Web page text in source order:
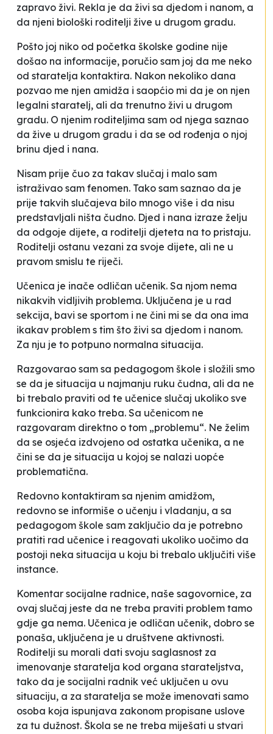
zapravo živi. Rekla je da živi sa djedom i nanom, a
da njeni biološki roditelji žive u drugom gradu.
Pošto joj niko od početka školske godine nije
došao na informacije, poručio sam joj da me neko
od staratelja kontaktira. Nakon nekoliko dana
pozvao me njen amidža i saopćio mi da je on njen
legalni staratelj, ali da trenutno živi u drugom
gradu. O njenim roditeljima sam od njega saznao
da žive u drugom gradu i da se od rođenja o njoj
brinu djed i nana.
Nisam prije čuo za takav slučaj i malo sam
istraživao sam fenomen. Tako sam saznao da je
prije takvih slučajeva bilo mnogo više i da nisu
predstavljali ništa čudno. Djed i nana izraze želju
da odgoje dijete, a roditelji djeteta na to pristaju.
Roditelji ostanu vezani za svoje dijete, ali ne u
pravom smislu te riječi.
Učenica je inače odličan učenik. Sa njom nema
nikakvih vidljivih problema. Uključena je u rad
sekcija, bavi se sportom i ne čini mi se da ona ima
ikakav problem s tim što živi sa djedom i nanom.
Za nju je to potpuno normalna situacija.
Razgovarao sam sa pedagogom škole i složili smo
se da je situacija u najmanju ruku čudna, ali da ne
bi trebalo praviti od te učenice slučaj ukoliko sve
funkcionira kako treba. Sa učenicom ne
razgovaram direktno o tom „problemu“. Ne želim
da se osjeća izdvojeno od ostatka učenika, a ne
čini se da je situacija u kojoj se nalazi uopće
problematična.
Redovno kontaktiram sa njenim amidžom,
redovno se informiše o učenju i vladanju, a sa
pedagogom škole sam zaključio da je potrebno
pratiti rad učenice i reagovati ukoliko uočimo da
postoji neka situacija u koju bi trebalo uključiti više
instance.
Komentar socijalne radnice, naše sagovornice, za
ovaj slučaj jeste da ne treba praviti problem tamo
gdje ga nema. Učenica je odličan učenik, dobro se
ponaša, uključena je u društvene aktivnosti.
Roditelji su morali dati svoju saglasnost za
imenovanje staratelja kod organa starateljstva,
tako da je socijalni radnik već uključen u ovu
situaciju, a za staratelja se može imenovati samo
osoba koja ispunjava zakonom propisane uslove
za tu dužnost. Škola se ne treba miješati u stvari